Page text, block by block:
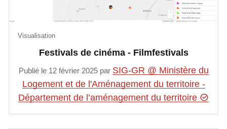
Festivals de cinéma - Filmfestivals
Visualisation
Publié le 12 février 2025 par SIG-GR @ Ministère du
Logement et de l'Aménagement du territoire -
Département de l’aménagement du territoire